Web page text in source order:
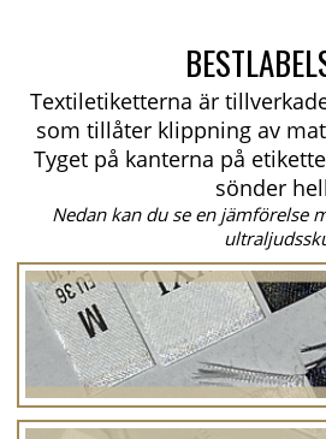
Textiletiketterna är
som tillåter klippning av
Tyget på kanterna på
sönder
Nedan kan du se en jämförelse